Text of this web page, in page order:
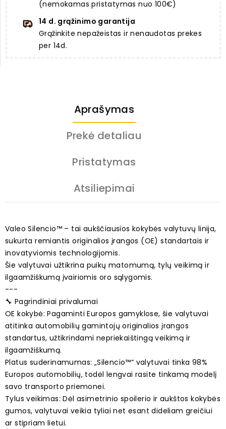
(nemokamas pristatymas nuo 100€)
14 d. grąžinimo garantija
Grąžinkite nepažeistas ir nenaudotas prekes
per 14d.
Aprašymas
Prekė detaliau
Pristatymas
Atsiliepimai
Valeo Silencio™ – tai aukščiausios kokybės valytuvų linija,
sukurta remiantis originalios įrangos (OE) standartais ir
inovatyviomis technologijomis.
Šie valytuvai užtikrina puikų matomumą, tylų veikimą ir
ilgaamžiškumą įvairiomis oro sąlygomis.
---
🔧 Pagrindiniai privalumai
OE kokybė: Pagaminti Europos gamyklose, šie valytuvai
atitinka automobilių gamintojų originalios įrangos
standartus, užtikrindami nepriekaištingą veikimą ir
ilgaamžiškumą.
Platus suderinamumas: „Silencio™“ valytuvai tinka 98%
Europos automobilių, todėl lengvai rasite tinkamą modelį
savo transporto priemonei.
Tylus veikimas: Dėl asimetrinio spoilerio ir aukštos kokybės
gumos, valytuvai veikia tyliai net esant dideliam greičiui
ar stipriam lietui.